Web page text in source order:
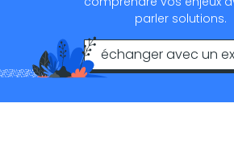
parler solutions.
échanger avec un